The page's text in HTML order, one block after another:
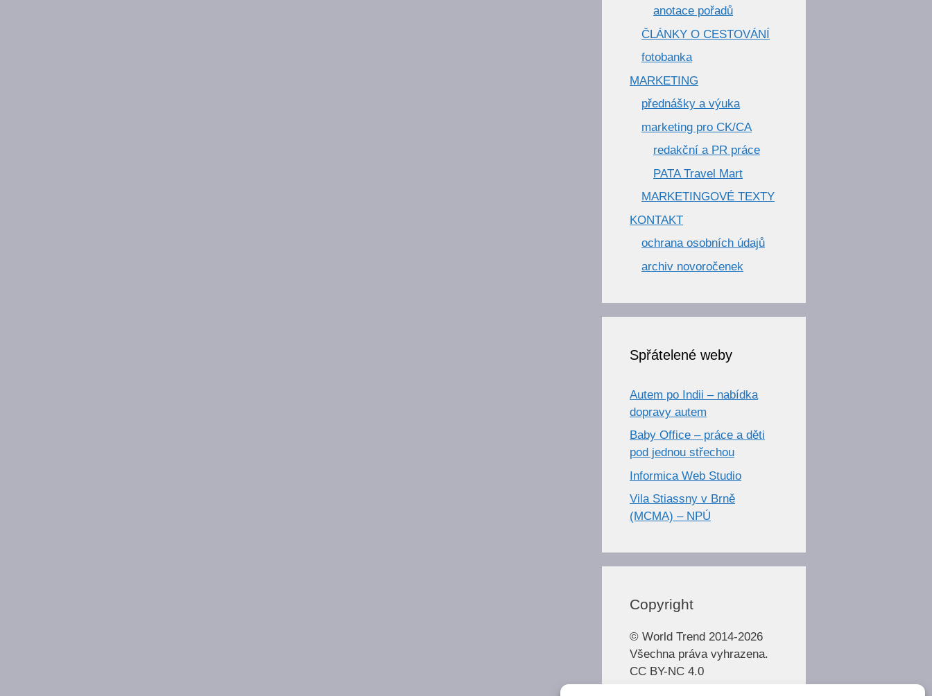
anotace pořadů
ČLÁNKY O CESTOVÁNÍ
fotobanka
MARKETING
přednášky a výuka
marketing pro CK/CA
redakční a PR práce
PATA Travel Mart
MARKETINGOVÉ TEXTY
KONTAKT
ochrana osobních údajů
archiv novoročenek
Spřátelené weby
Autem po Indii – nabídka
dopravy autem
Baby Office – práce a děti
pod jednou střechou
Informica Web Studio
Vila Stiassny v Brně
(MCMA) – NPÚ
Copyright
© World Trend 2014-2026
Všechna práva vyhrazena.
CC BY-NC 4.0